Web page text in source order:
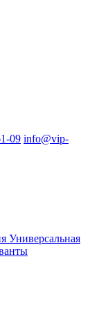
09 info@vip-
Универсальная